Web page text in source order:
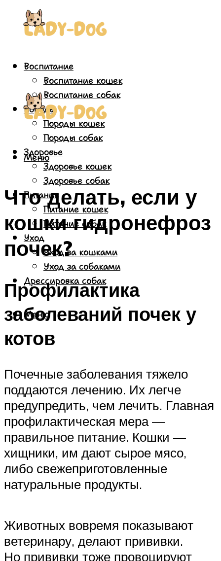
Воспитание
Воспитание кошек
Воспитание собак
Породы
Породы кошек
Породы собак
Здоровье
Здоровье кошек
Здоровье собак
Питание
Питание кошек
Питание собак
Уход
Уход за кошками
Уход за собаками
Дрессировка собак
Меню
Меню
Что делать, если у
кошки гидронефроз
почек?
Профилактика
заболеваний почек у
котов
Почечные заболевания тяжело
поддаются лечению. Их легче
предупредить, чем лечить. Главная
профилактическая мера —
правильное питание. Кошки —
хищники, им дают сырое мясо,
либо свежеприготовленные
натуральные продукты.
Животных вовремя показывают
ветеринару, делают прививки.
Но прививки тоже провоцируют